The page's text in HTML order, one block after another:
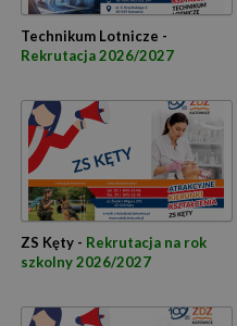
Technikum Lotnicze -
Rekrutacja 2026/2027
ZS Kęty - Rekrutacja na rok
szkolny 2026/2027